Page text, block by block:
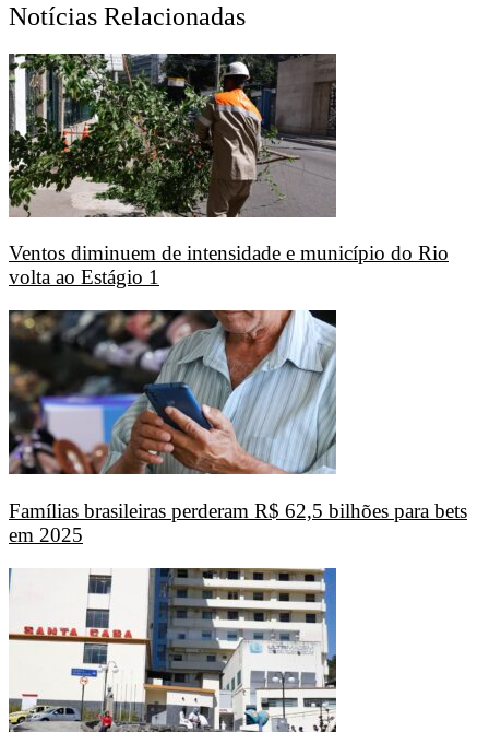
Notícias Relacionadas
Ventos diminuem de intensidade e município do Rio
volta ao Estágio 1
Famílias brasileiras perderam R$ 62,5 bilhões para bets
em 2025